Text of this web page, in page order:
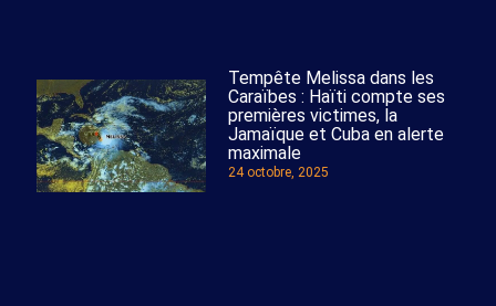
Tempête Melissa dans les
Caraïbes : Haïti compte ses
premières victimes, la
Jamaïque et Cuba en alerte
maximale
24 octobre, 2025